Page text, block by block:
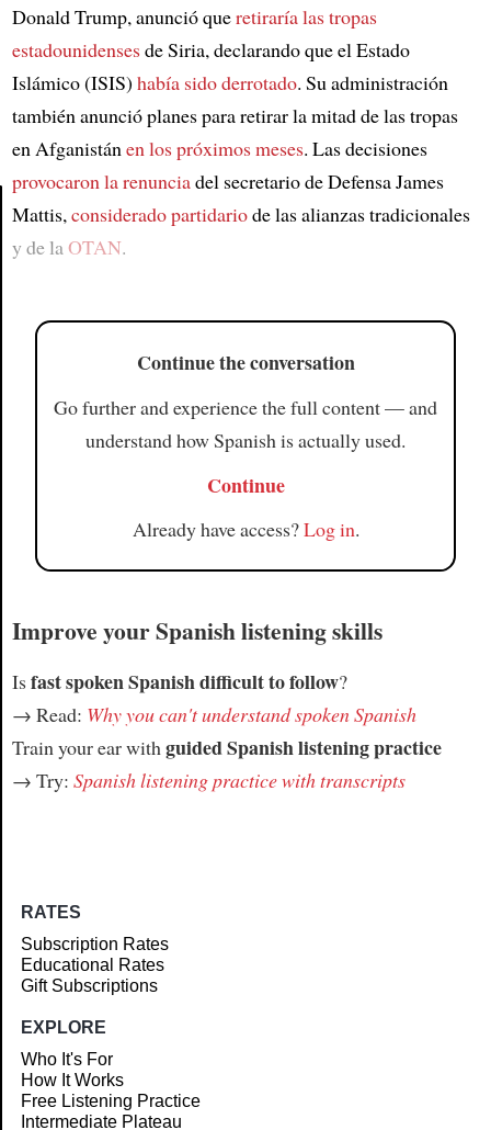
Article
Donald Trump, anunció queretiraría las tropas
estadounidensesde Siria, declarando que el Estado
Islámico (ISIS) había sido derrotado. Su administración
también anunció planes para retirar la mitad de las tropas
en Afganistánen los próximos meses. Las decisiones
provocaron la renunciadel secretario de Defensa James
Mattis,considerado partidariode las alianzas tradicionales
y de laOTAN.
Continue the conversation
Go further and experience the full content — and
understand how Spanish is actually used.
Continue
Already have access?Log in.
Improve your Spanish listening skills
Isfast spoken Spanish difficult to follow?
→ Read: Why you can't understand spoken Spanish
Train your ear with guided Spanish listening practice
→ Try: Spanish listening practice with transcripts
RATES
Subscription Rates
Educational Rates
Gift Subscriptions
EXPLORE
Who It's For
How It Works
Free Listening Practice
Intermediate Plateau